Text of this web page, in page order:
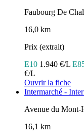
Faubourg De
16,0 km
Prix (extrait)
E10 1.940 €/L
€/L
Ouvrir la fiche
Intermarché -
Avenue du Mont-
16,1 km